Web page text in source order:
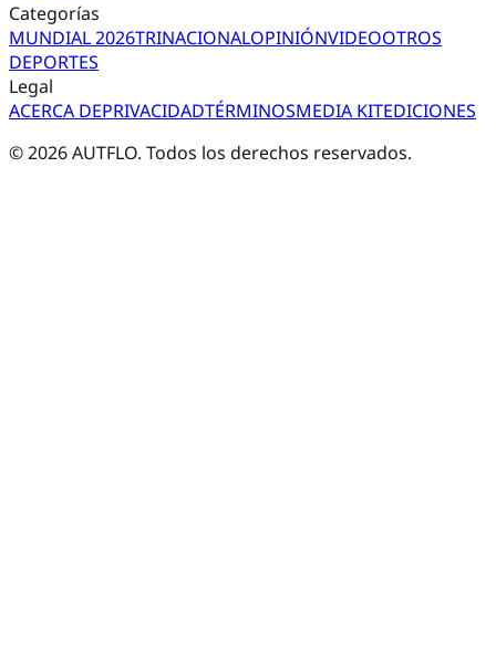
Categorías
MUNDIAL 2026TRINACIONALOPINIÓNVIDEOOTROS
DEPORTES
Legal
ACERCA DEPRIVACIDADTÉRMINOSMEDIA KITEDICIONES
©2026AUTFLO. Todos los derechos reservados.